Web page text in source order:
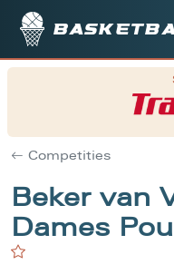
Competities
Beker van
Dames